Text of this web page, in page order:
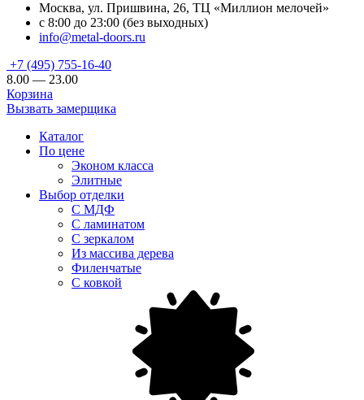
Москва, ул. Пришвина, 26, ТЦ «Миллион мелочей»
с 8:00 до 23:00 (без выходных)
info@metal-doors.ru
+7 (495) 755-16-40
8.00 — 23.00
Корзина
Вызвать замерщика
Каталог
По цене
Эконом класса
Элитные
Выбор отделки
С МДФ
С ламинатом
С зеркалом
Из массива дерева
Филенчатые
С ковкой